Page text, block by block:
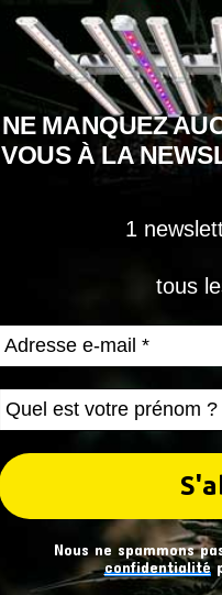
NE MANQUEZ
VOUS À LA
1
tous
Nous ne spammons
confidentialité